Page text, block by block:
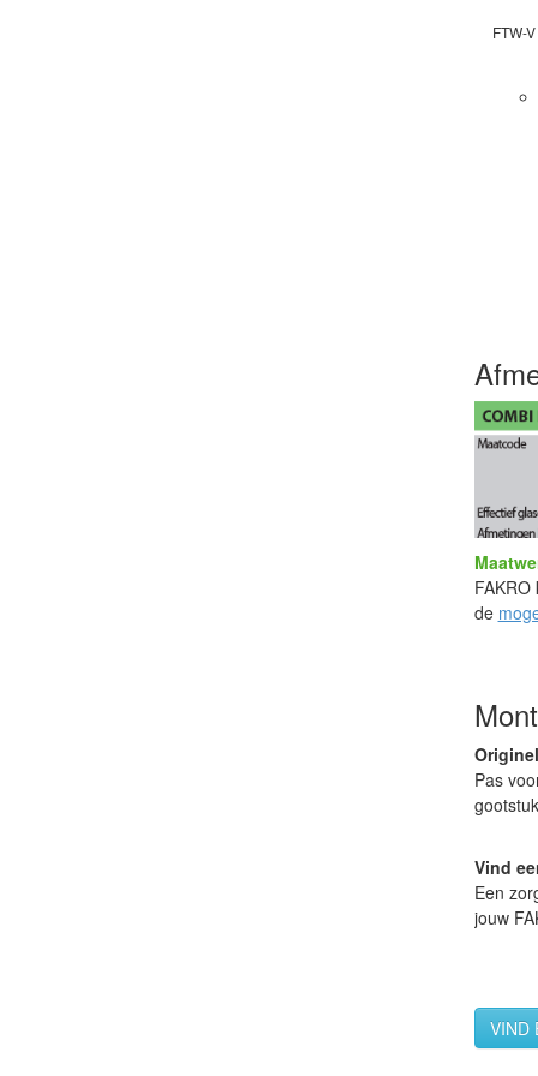
FTW-
de
Pas
Vind
Een
jouw